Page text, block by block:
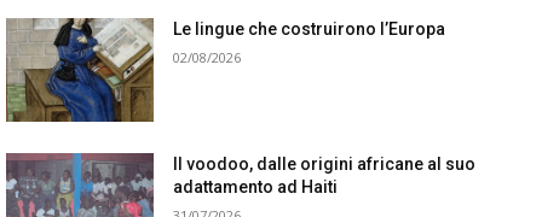
Le lingue che costruirono l’Europa
02/08/2026
Il voodoo, dalle origini africane al suo
adattamento ad Haiti